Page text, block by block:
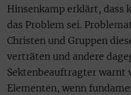
Hinsenkamp erklärt, dass
das Problem sei.
Christen und Gruppen
verträten und andere
Sektenbeauftragter
Elementen, wenn